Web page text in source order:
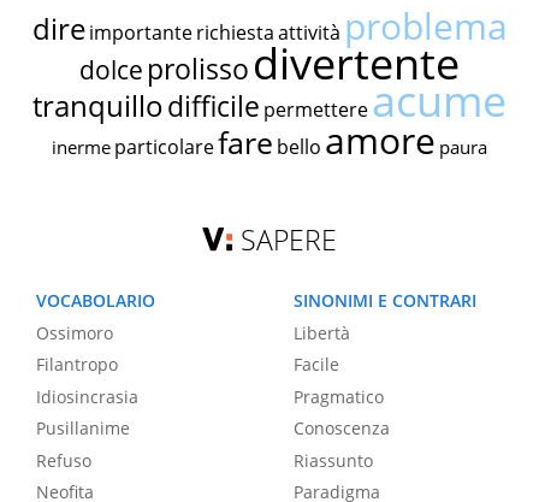
dire importante richiestaattività problema
dolce prolissodivertente
tranquillodifficile permettereacume
inerme particolarefare bello amore paura
SAPERE
VOCABOLARIO
Ossimoro
Filantropo
Idiosincrasia
Pusillanime
Refuso
Neofita
SINONIMI E CONTRARI
Libertà
Facile
Pragmatico
Conoscenza
Riassunto
Paradigma